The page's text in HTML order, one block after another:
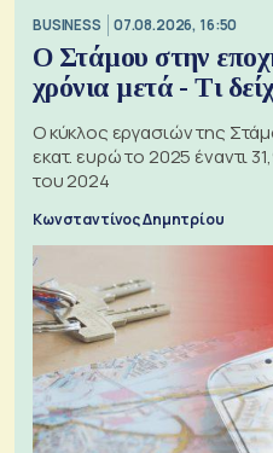
BUSINESS 07.08.2026, 16:50
Ο Στάμου στην
χρόνια μετά - Τι
Ο κύκλος εργασιών της
εκατ. ευρώ το 2025 έναντι
του 2024
Κωνσταντίνος Δημητρίου